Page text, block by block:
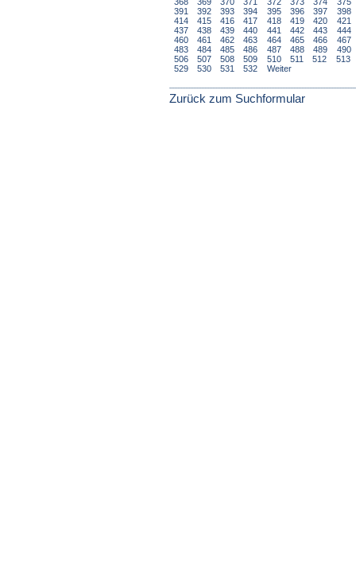
391
392 393 394 395 396 397
398
414
415 416 417 418 419 420
421
437
438 439 440 441 442 443
444
460
461 462 463 464 465 466
467
483
484 485 486 487 488 489
490
506
507 508 509 510 511 512
513
529
530 531 532 Weiter
Zurück zum Suchformular